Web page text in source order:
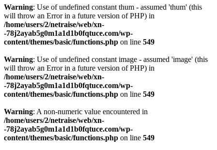
Warning: Use of undefined constant thum - assumed 'thum' (this
will throw an Error in a future version of PHP) in
/home/users/2/netraise/web/xn-
-78j2ayab5g0m1a1d1b0fqtuce.com/wp-
content/themes/basic/functions.php on line 549
Warning: Use of undefined constant image - assumed 'image' (this
will throw an Error in a future version of PHP) in
/home/users/2/netraise/web/xn-
-78j2ayab5g0m1a1d1b0fqtuce.com/wp-
content/themes/basic/functions.php on line 549
Warning: A non-numeric value encountered in
/home/users/2/netraise/web/xn-
-78j2ayab5g0m1a1d1b0fqtuce.com/wp-
content/themes/basic/functions.php on line 549